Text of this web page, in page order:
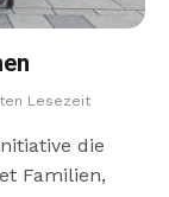
Lesezeit
die
Familien,